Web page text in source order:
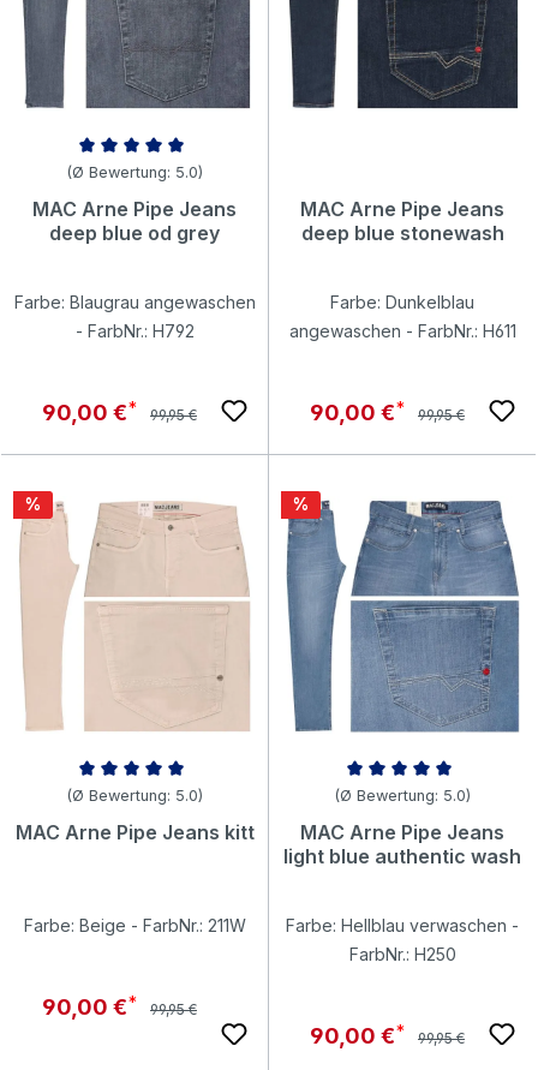
Durchschnittliche Bewertung von 5 von 5 Sternen
(Ø Bewertung: 5.0)
MAC Arne Pipe Jeans
deep blue od grey
Farbe: Blaugrau angewaschen
- FarbNr.: H792
Verkaufspreis:
90,00 € Regulärer Preis:
99,95 €
MAC Arne Pipe Jeans
deep blue stonewash
Farbe: Dunkelblau
angewaschen - FarbNr.: H611
Verkaufspreis:
90,00 € Regulärer Preis:
99,95 €
Rabatt
%
Durchschnittliche Bewertung von 5 von 5 Sternen
(Ø Bewertung: 5.0)
MAC Arne Pipe Jeans kitt
Farbe: Beige - FarbNr.: 211W
Verkaufspreis:
90,00 € Regulärer Preis:
99,95 €
Rabatt
%
Durchschnittliche Bewertung
(Ø Bewertung: 5.0)
MAC Arne Pipe Jeans
light blue authentic wash
Farbe: Hellblau verwaschen -
FarbNr.: H250
Verkaufspreis:
90,00 € Regulärer Preis:
99,95 €